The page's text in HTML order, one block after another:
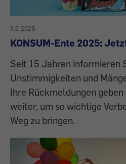
3.9.2025
KONSUM-Ente 2025:
Seit 15 Jahren informieren
Unstimmigkeiten und
Ihre Rückmeldungen
weiter, um so wichtige
Weg zu bringen.